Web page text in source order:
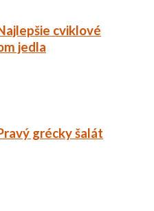
cviklové
jedla
grécky šalát